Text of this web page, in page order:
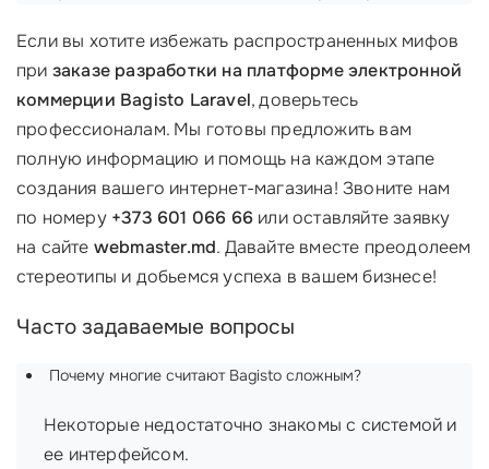
Если вы хотите избежать распространенных мифов
при заказе разработки на платформе электронной
коммерции Bagisto Laravel, доверьтесь
профессионалам. Мы готовы предложить вам
полную информацию и помощь на каждом этапе
создания вашего интернет-магазина! Звоните нам
по номеру +373 601 066 66 или оставляйте заявку
на сайте webmaster.md. Давайте вместе преодолеем
стереотипы и добьемся успеха в вашем бизнесе!
Часто задаваемые вопросы
Почему многие считают Bagisto сложным?
Некоторые недостаточно знакомы с системой и
ее интерфейсом.